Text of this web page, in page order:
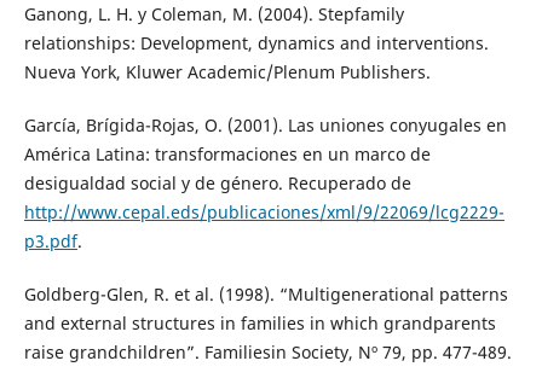
Ganong, L. H. y Coleman, M. (2004). Stepfamily
relationships: Development, dynamics and interventions.
Nueva York, Kluwer Academic/Plenum Publishers.
García, Brígida-Rojas, O. (2001). Las uniones conyugales en
América Latina: transformaciones en un marco de
desigualdad social y de género. Recuperado de
http://www.cepal.eds/publicaciones/xml/9/22069/lcg2229-
p3.pdf.
Goldberg-Glen, R. et al. (1998). “Multigenerational patterns
and external structures in families in which grandparents
raise grandchildren”. Familiesin Society, Nº 79, pp. 477-489.